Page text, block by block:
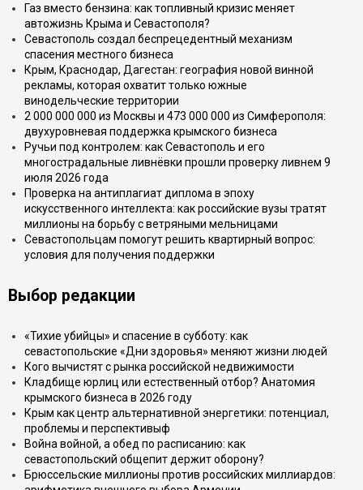
Газ вместо бензина: как топливный кризис меняет
автожизнь Крыма и Севастополя?
Севастополь создал беспрецедентный механизм
спасения местного бизнеса
Крым, Краснодар, Дагестан: география новой винной
рекламы, которая охватит только южные
винодельческие территории
2 000 000 000 из Москвы и 473 000 000 из Симферополя:
двухуровневая поддержка крымского бизнеса
Ручьи под контролем: как Севастополь и его
многострадальные ливнёвки прошли проверку ливнем 9
июля 2026 года
Проверка на антиплагиат диплома в эпоху
искусственного интеллекта: как российские вузы тратят
миллионы на борьбу с ветряными мельницами
Севастопольцам помогут решить квартирный вопрос:
условия для получения поддержки
Выбор редакции
«Тихие убийцы» и спасение в субботу: как
севастопольские «Дни здоровья» меняют жизни людей
Кого вычистят с рынка российской недвижимости
Кладбище юрлиц или естественный отбор? Анатомия
крымского бизнеса в 2026 году
Крым как центр альтернативной энергетики: потенциал,
проблемы и перспективыф
Война войной, а обед по расписанию: как
севастопольский общепит держит оборону?
Брюссельские миллионы против российских миллиардов: